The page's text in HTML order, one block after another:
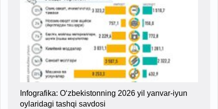
Infografika: O‘zbekistonning 2026 yil yanvar-iyun
oylaridagi tashqi savdosi